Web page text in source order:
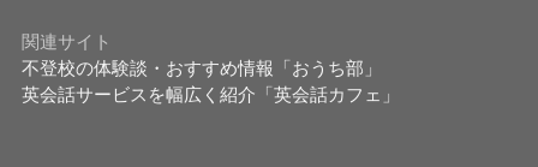
関連サイト
不登校の体験談・おすすめ情報「おうち部」
英会話サービスを幅広く紹介「英会話カフェ」